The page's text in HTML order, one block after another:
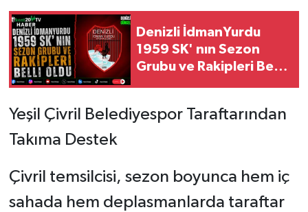
Denizli İdmanYurdu
1959 SK' nın Sezon
Grubu ve Rakipleri Belli
Yeşil Çivril Belediyespor Taraftarından
Takıma Destek
Çivril temsilcisi, sezon boyunca hem iç
sahada hem deplasmanlarda taraftar